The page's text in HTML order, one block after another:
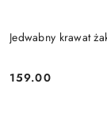
Jedwabny krawat
Cena:
159.00